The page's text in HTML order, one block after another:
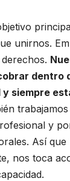
unirnos.
dentro
y siempre
y
Así que
nos toca